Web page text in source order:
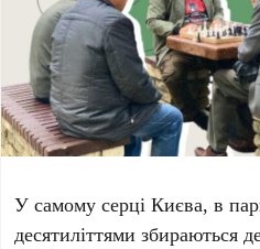
У самому серці Києва, в
десятиліттями збираються